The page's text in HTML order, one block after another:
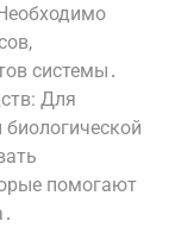
системы․
Для
помогают